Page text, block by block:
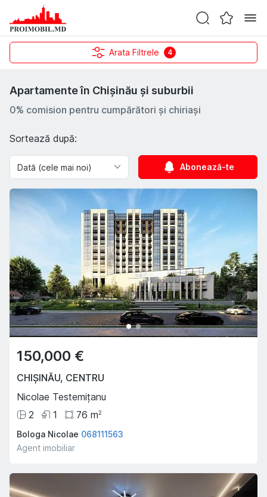
Arata Filtrele 4
Apartamente în Chișinău și suburbii
0% comision pentru cumpărători și chiriași
Sortează după:
Abonează-te
150,000 €
CHIȘINĂU, CENTRU
Nicolae Testemițanu
2
1 76 m2
Bologa Nicolae 068111563
Agent imobiliar